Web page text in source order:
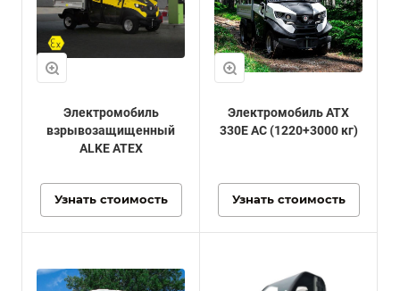
Электромобиль
взрывозащищенный
ALKE ATEX
Узнать стоимость
Электромобиль ATX
330E AC (1220+3000 кг)
Узнать стоимость